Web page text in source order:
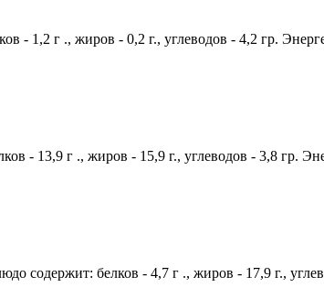
- 1,2 г ., жиров - 0,2 г., углеводов - 4,2 гр.
- 13,9 г ., жиров - 15,9 г., углеводов - 3,8 гр.
содержит: белков - 4,7 г ., жиров - 17,9 г.,